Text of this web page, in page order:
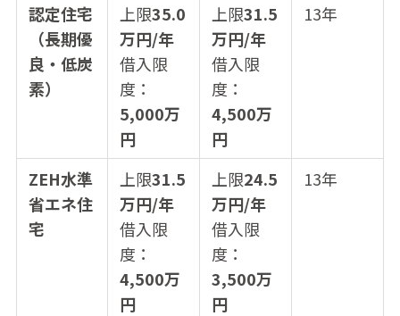
認定住宅
（長期優
良・低炭
素）
上限35.0
万円/年
借入限
度：
5,000万
円
上限31.5
万円/年
借入限
度：
4,500万
円
13年
ZEH水準
省エネ住
宅
上限31.5
万円/年
借入限
度：
4,500万
円
上限24.5
万円/年
借入限
度：
3,500万
円
13年